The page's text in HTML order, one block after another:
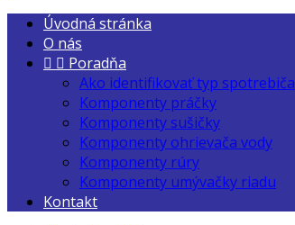
Úvodná stránka
O nás
  Poradňa
Ako identifikovať typ spotrebiča
Komponenty práčky
Komponenty sušičky
Komponenty ohrievača vody
Komponenty rúry
Komponenty umývačky riadu
Kontakt